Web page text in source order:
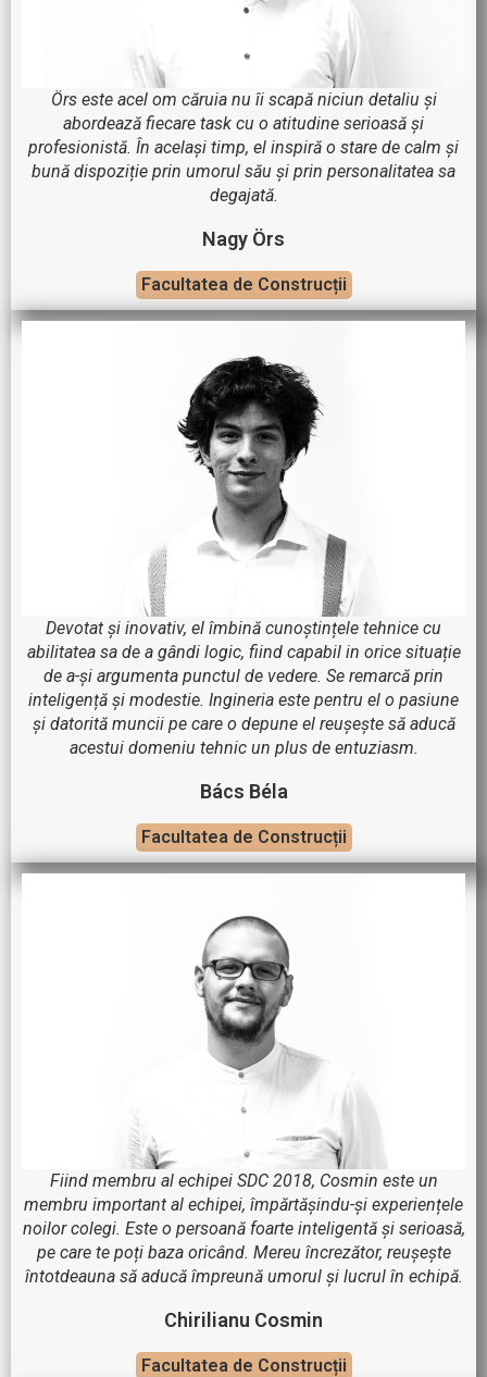
Örs este acel om căruia nu îi scapă niciun detaliu și
abordează fiecare task cu o atitudine serioasă și
profesionistă. În același timp, el inspiră o stare de calm și
bună dispoziție prin umorul său și prin personalitatea sa
degajată.
Nagy Örs
Facultatea de Construcții
Devotat și inovativ, el îmbină cunoștințele tehnice cu
abilitatea sa de a gândi logic, fiind capabil in orice situație
de a-și argumenta punctul de vedere. Se remarcă prin
inteligență și modestie. Ingineria este pentru el o pasiune
și datorită muncii pe care o depune el reușește să aducă
acestui domeniu tehnic un plus de entuziasm.
Bács Béla
Facultatea de Construcții
Fiind membru al echipei SDC 2018, Cosmin este un
membru important al echipei, împărtășindu-și experiențele
noilor colegi. Este o persoană foarte inteligentă și serioasă,
pe care te poți baza oricând. Mereu încrezător, reușește
întotdeauna să aducă împreună umorul și lucrul în echipă.
Chirilianu Cosmin
Facultatea de Construcții